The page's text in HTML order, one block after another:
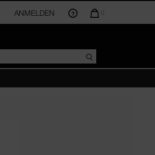
ANMELDEN
DIE
BETRÄGT
0